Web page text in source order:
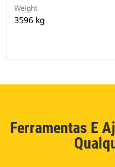
Weight
3596 kg
Ferramentas E